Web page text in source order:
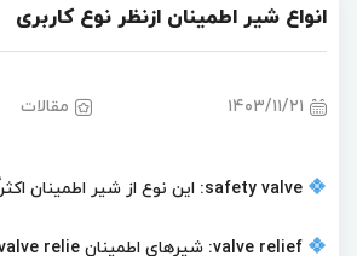
انواع شیر اطمینان ازنظر نوع کاربری
۱۴۰۳/۱۱/۲۱ مقالات